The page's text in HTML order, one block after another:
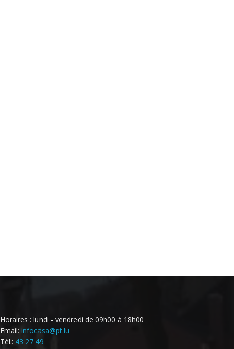
Horaires : lundi - vendredi de 09h00 à 18h00
Email: infocasa@pt.lu
Tél.: 43 27 49